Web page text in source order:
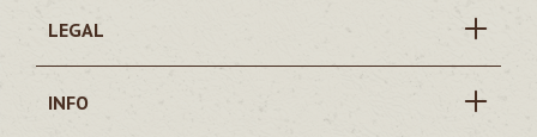
LEGAL
INFO